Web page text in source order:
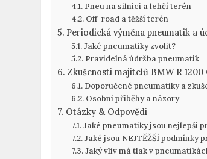
Pneu na silnici a lehčí terén
Off-road a těžší terén
Periodická výměna pneumatik a
Jaké pneumatiky zvolit?
Pravidelná údržba pneumatik
Zkušenosti majitelů BMW R 1200
Doporučené pneumatiky a
Osobní příběhy a názory
Otázky & Odpovědi
Jaké pneumatiky jsou nejlepší
Jaké jsou NEJTĚŽŠÍ podmínky
Jaký vliv má tlak v